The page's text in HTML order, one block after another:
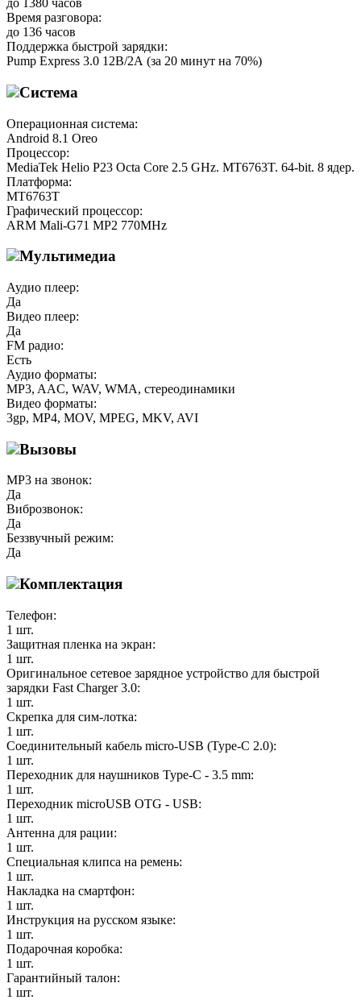
до 1380 часов
Время разговора:
до 136 часов
Поддержка быстрой зарядки:
Pump Express 3.0 12В/2А (за 20 минут на 70%)
Система
Операционная система:
Android 8.1 Oreo
Процессор:
MediaTek Helio P23 Octa Core 2.5 GHz. MT6763T. 64-bit. 8 ядер.
Платформа:
MT6763T
Графический процессор:
ARM Mali-G71 MP2 770MHz
Мультимедиа
Аудио плеер:
Да
Видео плеер:
Да
FM радио:
Есть
Аудио форматы:
MP3, AAC, WAV, WMA, стереодинамики
Видео форматы:
3gp, MP4, MOV, MPEG, MKV, AVI
Вызовы
MP3 на звонок:
Да
Виброзвонок:
Да
Беззвучный режим:
Да
Комплектация
Телефон:
1 шт.
Защитная пленка на экран:
1 шт.
Оригинальное сетевое зарядное устройство для быстрой
зарядки Fast Charger 3.0:
1 шт.
Скрепка для сим-лотка:
1 шт.
Соединительный кабель micro-USB (Type-C 2.0):
1 шт.
Переходник для наушников Type-C - 3.5 mm:
1 шт.
Переходник microUSB OTG - USB:
1 шт.
Антенна для рации:
1 шт.
Специальная клипса на ремень:
1 шт.
Накладка на смартфон:
1 шт.
Инструкция на русском языке:
1 шт.
Подарочная коробка:
1 шт.
Гарантийный талон:
1 шт.